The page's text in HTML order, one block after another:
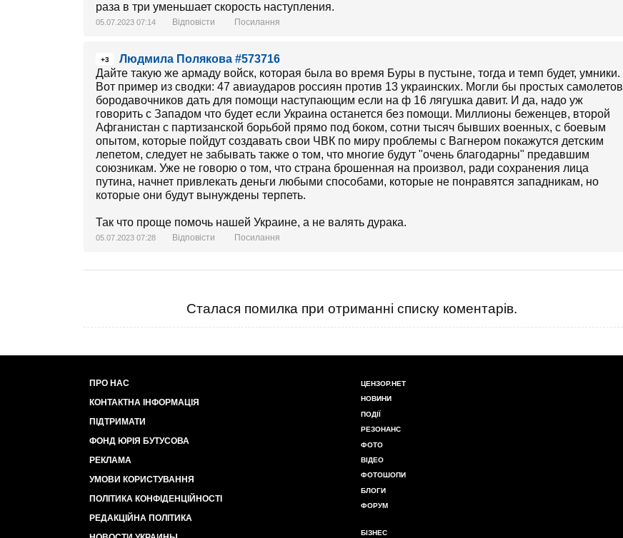
раза в три уменьшает скорость наступления.
05.07.2023 07:14 Відповісти Посилання
+3
Людмила Полякова #573716
Дайте такую же армаду войск, которая была во время Буры в пустыне, тогда и темп будет, умники.
Вот пример из сводки: 47 авиаударов россиян против 13 украинских. Могли бы простых самолетов
бородавочников дать для помощи наступающим если на ф 16 лягушка давит. И да, надо уж
говорить с Западом что будет если Украина останется без помощи. Миллионы беженцев, второй
Афганистан с партизанской борьбой прямо под боком, сотни тысяч бывших военных, с боевым
опытом, которые пойдут создавать свои ЧВК по миру проблемы с Вагнером покажутся детским
лепетом, следует не забывать также о том, что многие будут "очень благодарны" предавшим
союзникам. Уже не говорю о том, что страна брошенная на произвол, ради сохранения лица
путина, начнет привлекать деньги любыми способами, которые не понравятся западникам, но
которые они будут вынуждены терпеть.
Так что проще помочь нашей Украине, а не валять дурака.
05.07.2023 07:28 Відповісти Посилання
Сталася помилка при отриманні списку коментарів.
ПРО НАС
КОНТАКТНА ІНФОРМАЦІЯ
ПІДТРИМАТИ
ФОНД ЮРІЯ БУТУСОВА
РЕКЛАМА
УМОВИ КОРИСТУВАННЯ
ПОЛІТИКА КОНФІДЕНЦІЙНОСТІ
РЕДАКЦІЙНА ПОЛІТИКА
ЦЕНЗОР.НЕТ
НОВИНИ
ПОДІЇ
РЕЗОНАНС
ФОТО
ВІДЕО
ФОТОШОПИ
БЛОГИ
ФОРУМ
БІЗНЕС